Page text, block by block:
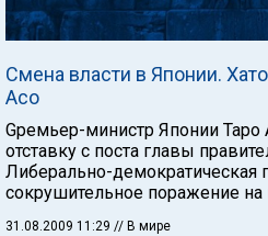
Смена власти в Японии.
Асо
Gремьер-министр Японии Таро
отставку с поста главы
Либерально-демократическая
сокрушительное поражение
31.08.2009 11:29 // В мире